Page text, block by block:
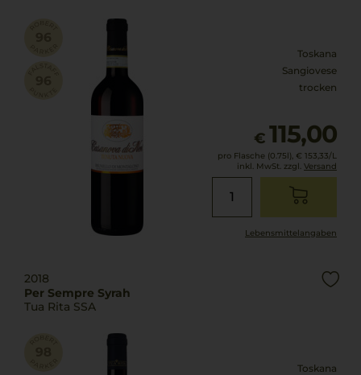
Toskana
Sangiovese
trocken
€ 115,00
pro Flasche (0.75l), € 153,33/L
inkl. MwSt. zzgl. Versand
Lebensmittel­angaben
2018
Per Sempre Syrah
Tua Rita SSA
Toskana